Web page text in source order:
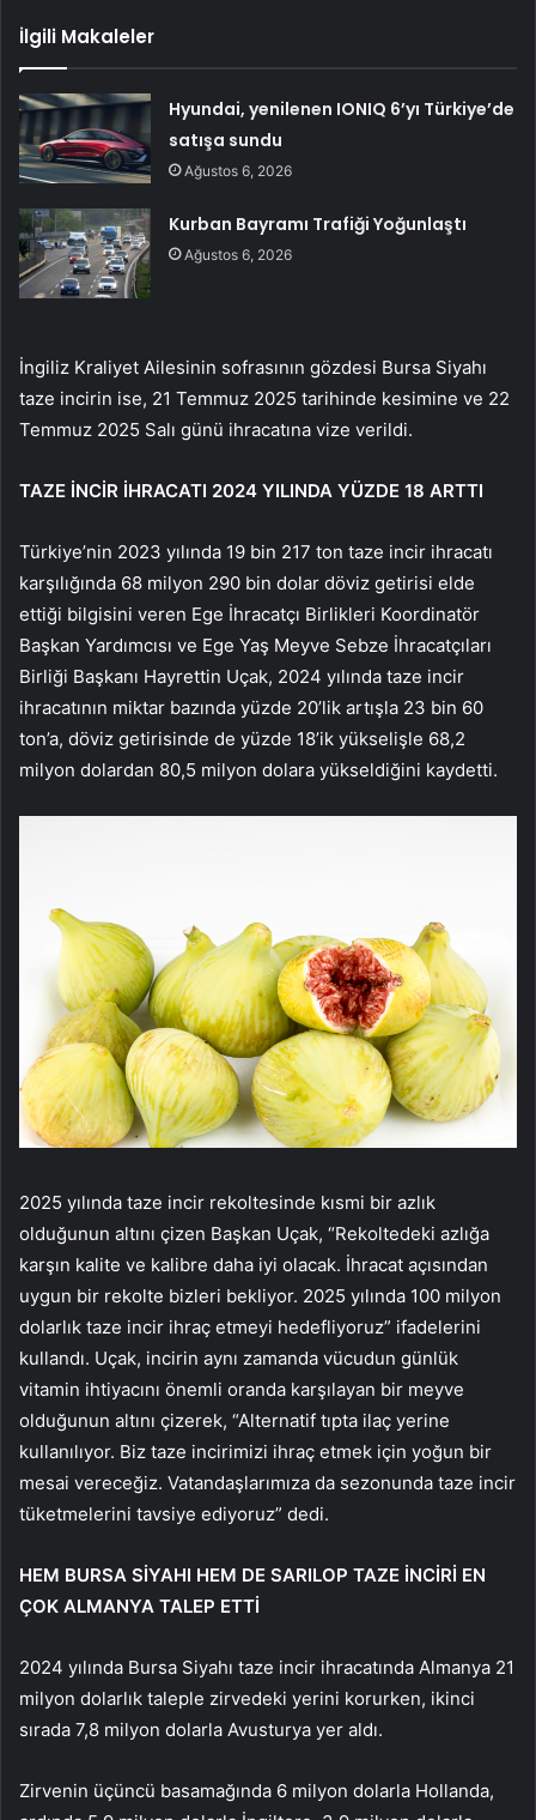
İlgili Makaleler
Hyundai, yenilenen IONIQ 6’yı Türkiye’de
satışa sundu
Ağustos 6, 2026
Kurban Bayramı Trafiği Yoğunlaştı
Ağustos 6, 2026
İngiliz Kraliyet Ailesinin sofrasının gözdesi Bursa Siyahı
taze incirin ise, 21 Temmuz 2025 tarihinde kesimine ve 22
Temmuz 2025 Salı günü ihracatına vize verildi.
TAZE İNCİR İHRACATI 2024 YILINDA YÜZDE 18 ARTTI
Türkiye’nin 2023 yılında 19 bin 217 ton taze incir ihracatı
karşılığında 68 milyon 290 bin dolar döviz getirisi elde
ettiği bilgisini veren Ege İhracatçı Birlikleri Koordinatör
Başkan Yardımcısı ve Ege Yaş Meyve Sebze İhracatçıları
Birliği Başkanı Hayrettin Uçak, 2024 yılında taze incir
ihracatının miktar bazında yüzde 20’lik artışla 23 bin 60
ton’a, döviz getirisinde de yüzde 18’ik yükselişle 68,2
milyon dolardan 80,5 milyon dolara yükseldiğini kaydetti.
2025 yılında taze incir rekoltesinde kısmi bir azlık
olduğunun altını çizen Başkan Uçak, “Rekoltedeki azlığa
karşın kalite ve kalibre daha iyi olacak. İhracat açısından
uygun bir rekolte bizleri bekliyor. 2025 yılında 100 milyon
dolarlık taze incir ihraç etmeyi hedefliyoruz” ifadelerini
kullandı. Uçak, incirin aynı zamanda vücudun günlük
vitamin ihtiyacını önemli oranda karşılayan bir meyve
olduğunun altını çizerek, “Alternatif tıpta ilaç yerine
kullanılıyor. Biz taze incirimizi ihraç etmek için yoğun bir
mesai vereceğiz. Vatandaşlarımıza da sezonunda taze incir
tüketmelerini tavsiye ediyoruz” dedi.
HEM BURSA SİYAHI HEM DE SARILOP TAZE İNCİRİ EN
ÇOK ALMANYA TALEP ETTİ
2024 yılında Bursa Siyahı taze incir ihracatında Almanya 21
milyon dolarlık taleple zirvedeki yerini korurken, ikinci
sırada 7,8 milyon dolarla Avusturya yer aldı.
Zirvenin üçüncü basamağında 6 milyon dolarla Hollanda,